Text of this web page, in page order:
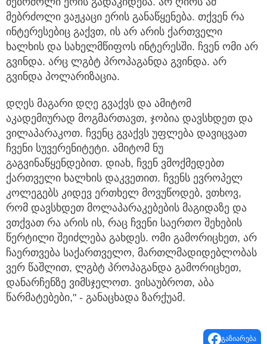
მებრძოლი ვაჟკაცი ერის განაწყენება. თქვენ რა
ინტერესებიც გაქვთ, ის არ არის ქართველი
ხალხის და სახელმწიფოს ინტერესში. ჩვენ ომი არ
გვინდა. არც ლგბტ პროპაგანდა გვინდა. არ
გვინდა პოლარიზაცია.
დღეს მაგარი დღე გვაქვს და ამიტომ
აკადემიურად მოგმართავთ, ჯობია დავსხდეთ და
ვილაპარაკოთ. ჩვენც გვაქვს უფლება დავიცვათ
ჩვენი სუვერენიტეტი. ამიტომ ნუ
გაგვინაწყენდებით. დიახ, ჩვენ ვმოქმედებთ
ქართველი ხალხის დაკვეთით. ჩვენს ევროპელ
კოლეგებს კიდევ ერთხელ მოვუწოდებ, ვთხოვ,
რომ დავსხდეთ მოლაპარაკებების მაგიდაზე და
ვთქვათ რა არის ის, რაც ჩვენი საერთო შეხების
წერტილი შეიძლება გახდეს. ომი გამორიცხეთ, არ
ჩაერთვება საქართველო, მართლმადიდებლობას
ვერ წაშლით, ლგბტ პროპაგანდა გამორიცხეთ,
დანარჩენზე ვიმსჯელოთ. ვისაუბროთ, აბა
წარმატებები," - განაცხადა ზარქუამ.
გაზიარება